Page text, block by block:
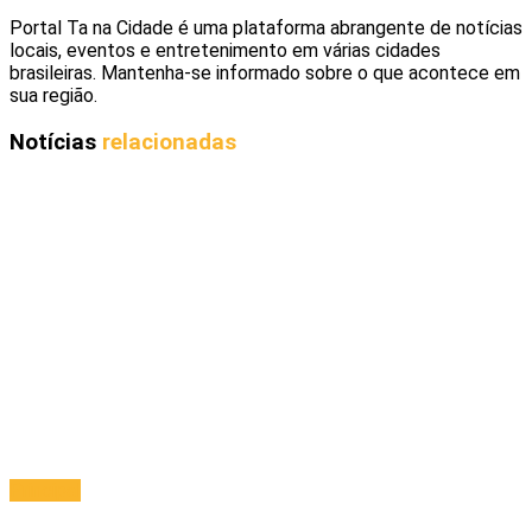
Portal Ta na Cidade é uma plataforma abrangente de notícias
locais, eventos e entretenimento em várias cidades
brasileiras. Mantenha-se informado sobre o que acontece em
sua região.
Notícias relacionadas